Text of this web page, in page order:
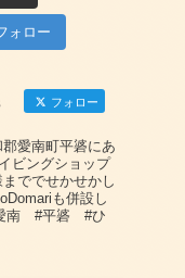
ォロー
フォロー
愛南町平碆にあ
ビングショップ
ででせかせかし
も併設し
南 #平碆 #ひ